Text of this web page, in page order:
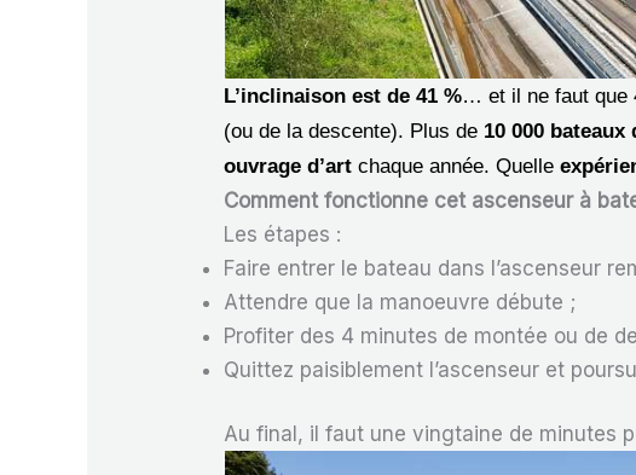
L’inclinaison est de 41 %… et il ne faut que
(ou de la descente). Plus de 10 000
ouvrage d’art chaque année. Quelle
Comment fonctionne cet ascenseur à
Les étapes :
Faire entrer le bateau dans l’ascenseur
Attendre que la manoeuvre débute ;
Profiter des 4 minutes de montée ou de
Quittez paisiblement l’ascenseur et
Au final, il faut une vingtaine de minutes